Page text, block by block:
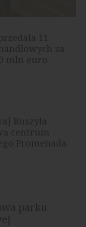
11
za
mln euro
Ruszyła
centrum
Promenada
parku